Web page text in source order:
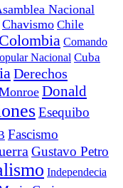
Nacional
Chavismo Chile
Colombia Comando
Nacional Cuba
Derechos
Donald
Esequibo
Fascismo
Gustavo Petro
Independecia